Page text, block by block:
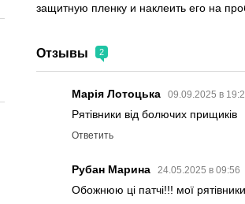
защитную пленку и наклеить его на
Отзывы 2
Марія Лотоцька 09.09.2025 в
Рятівники від болючих прищиків
Ответить
Рубан Марина 24.05.2025 в 09:56
Обожнюю ці патчі!!! мої